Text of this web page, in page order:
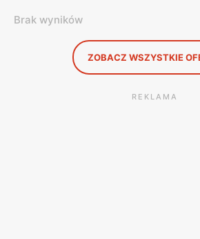
Brak wyników
ZOBACZ WSZYSTKIE
REKLAMA